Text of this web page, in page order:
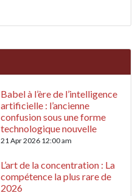
Babel à l’ère de l’intelligence
artificielle : l’ancienne
confusion sous une forme
technologique nouvelle
21 Apr 2026 12:00 am
L’art de la concentration : La
compétence la plus rare de
2026